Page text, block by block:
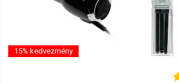
15% kedvezmény